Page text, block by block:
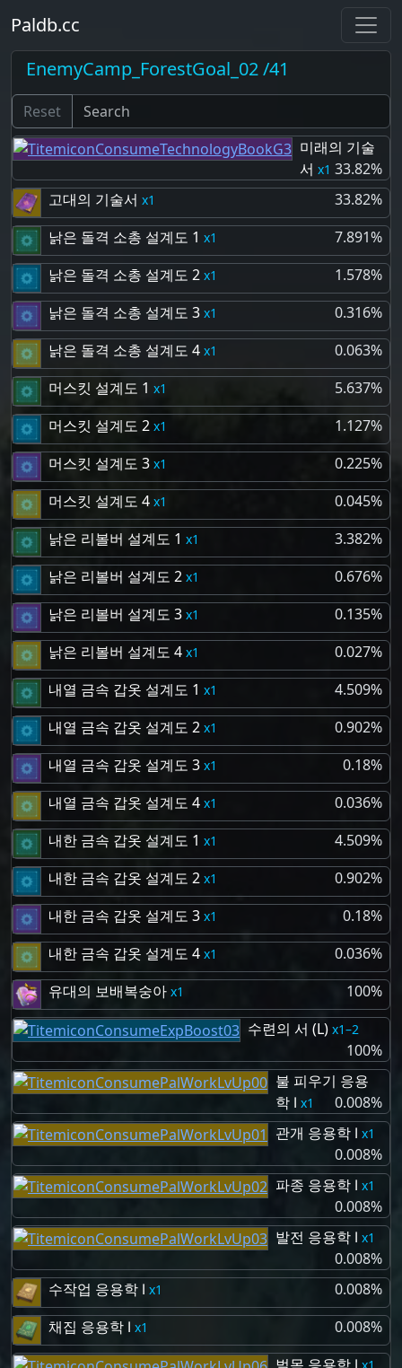
Paldb.cc
EnemyCamp_ForestGoal_02 /41
Reset
미래의 기술
서
1 33.82%
고대의 기술서
1
33.82%
낡은 돌격 소총 설계도 1
1
7.891%
낡은 돌격 소총 설계도 2
1
1.578%
낡은 돌격 소총 설계도 3
1
0.316%
낡은 돌격 소총 설계도 4
1
0.063%
머스킷 설계도 1
1
5.637%
머스킷 설계도 2
1
1.127%
머스킷 설계도 3
1
0.225%
머스킷 설계도 4
1
0.045%
낡은 리볼버 설계도 1
1
3.382%
낡은 리볼버 설계도 2
1
0.676%
낡은 리볼버 설계도 3
1
0.135%
낡은 리볼버 설계도 4
1
0.027%
내열 금속 갑옷 설계도 1
1
4.509%
내열 금속 갑옷 설계도 2
1
0.902%
내열 금속 갑옷 설계도 3
1
0.18%
내열 금속 갑옷 설계도 4
1
0.036%
내한 금속 갑옷 설계도 1
1
4.509%
내한 금속 갑옷 설계도 2
1
0.902%
내한 금속 갑옷 설계도 3
1
0.18%
내한 금속 갑옷 설계도 4
1
0.036%
유대의 보배복숭아
1
100%
수련의 서 (L)
1–2
100%
불 피우기 응용
학 Ⅰ
1
0.008%
관개 응용학 Ⅰ
1
0.008%
파종 응용학 Ⅰ
1
0.008%
발전 응용학 Ⅰ
1
0.008%
수작업 응용학 Ⅰ
1
0.008%
채집 응용학 Ⅰ
1
0.008%